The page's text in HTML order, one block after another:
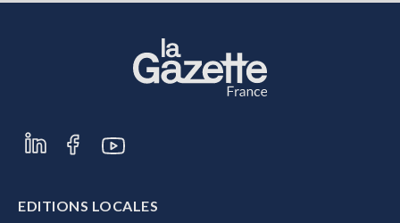
EDITIONS LOCALES